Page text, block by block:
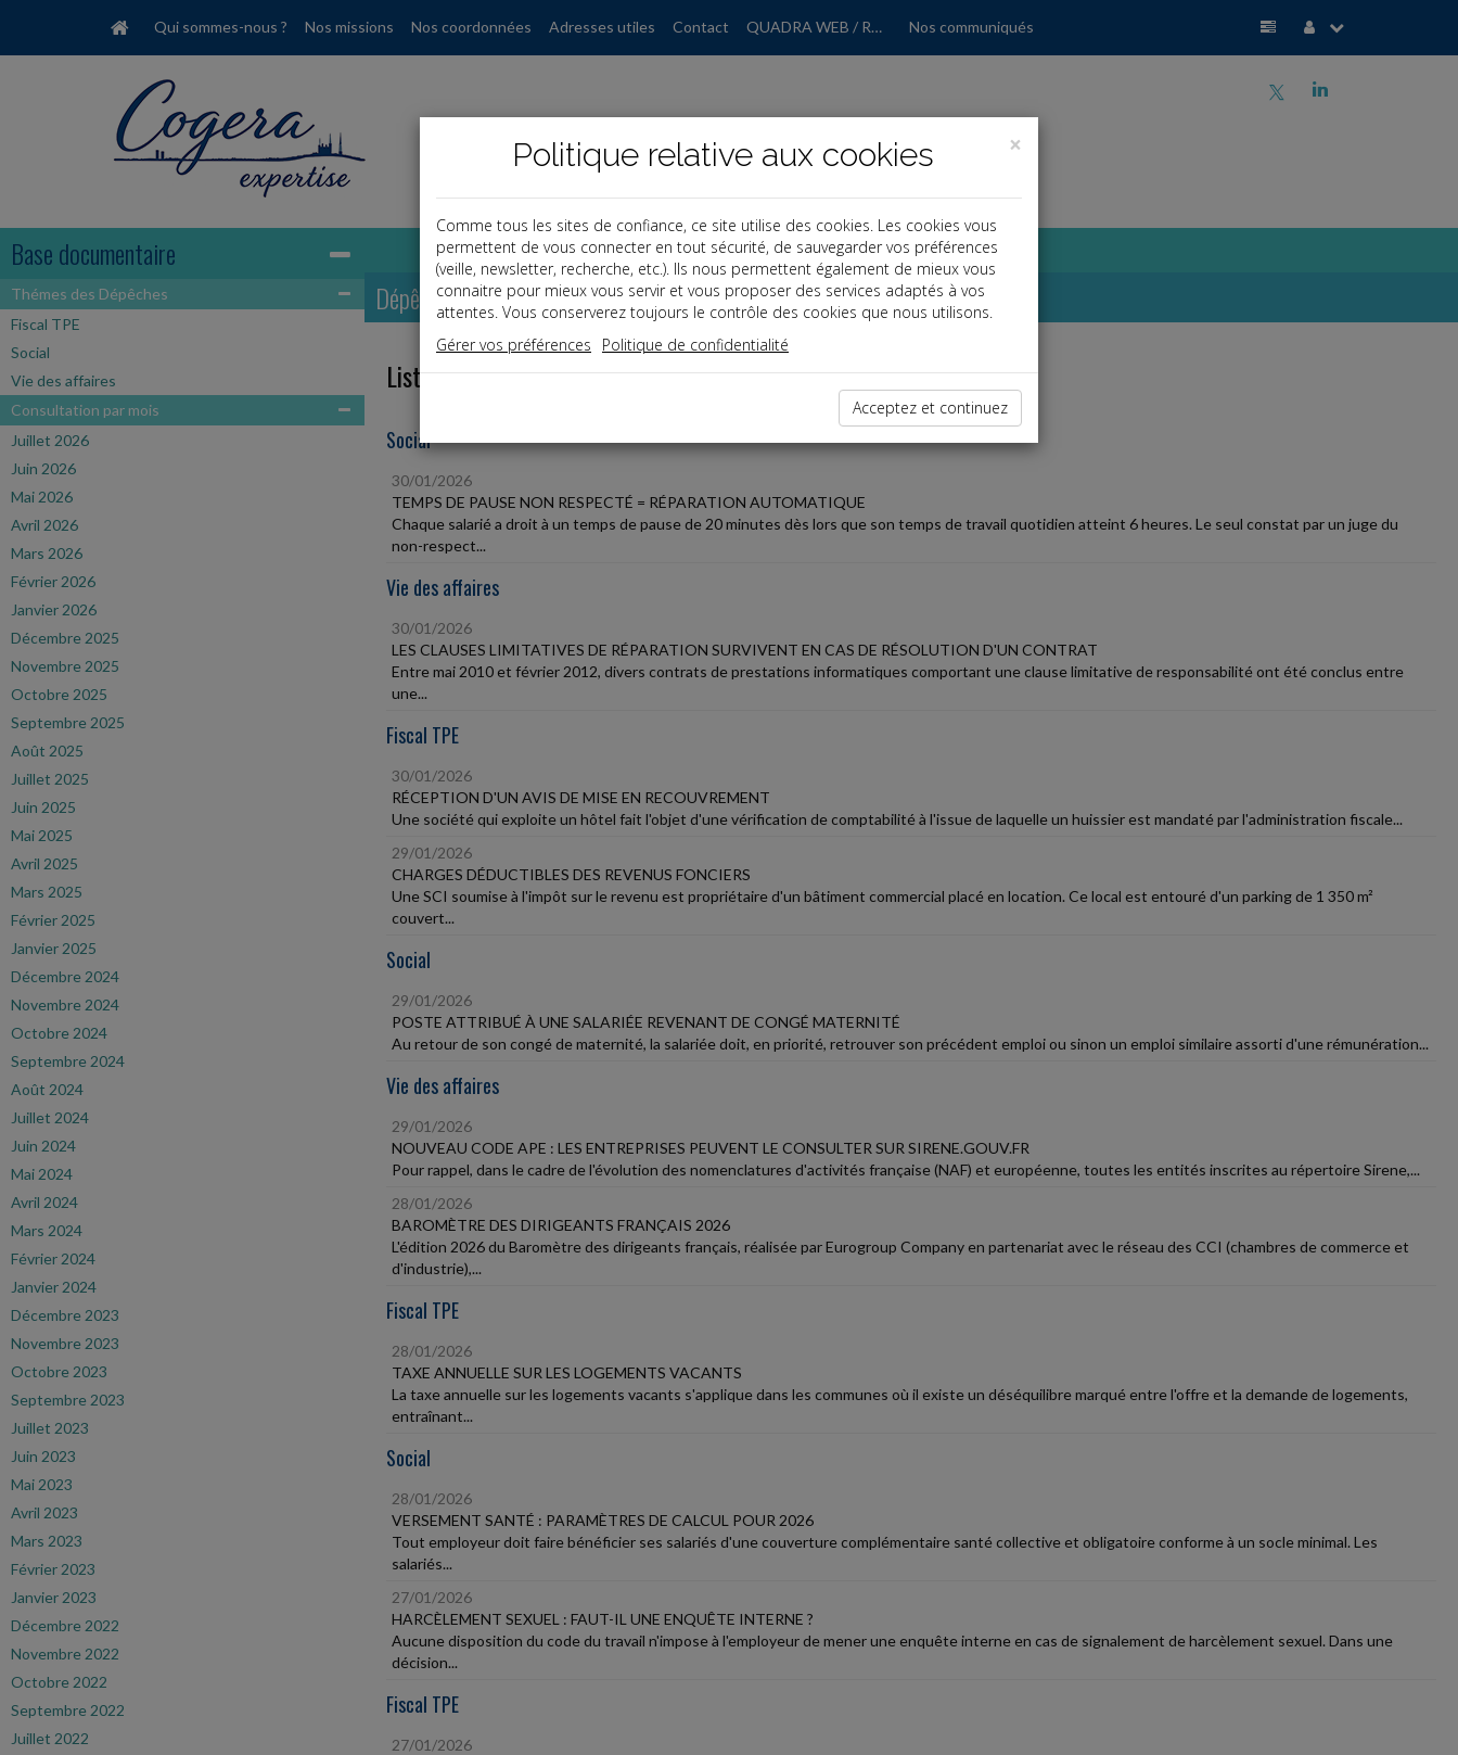
Qui sommes-nous ? Nos missions Nos coordonnées Adresses utiles Contact QUADRA WEB / RGPD Nos communiqués
j
a
Base documentaire
Thémes des Dépêches
Fiscal TPE
Social
Vie des affaires
Consultation par mois
Juillet 2026
Juin 2026
Mai 2026
Avril 2026
Mars 2026
Février 2026
Janvier 2026
Décembre 2025
Novembre 2025
Octobre 2025
Septembre 2025
Août 2025
Juillet 2025
Juin 2025
Mai 2025
Avril 2025
Mars 2025
Février 2025
Janvier 2025
Décembre 2024
Novembre 2024
Octobre 2024
Septembre 2024
Août 2024
Juillet 2024
Juin 2024
Mai 2024
Avril 2024
Mars 2024
Février 2024
Janvier 2024
Décembre 2023
Novembre 2023
Octobre 2023
Septembre 2023
Juillet 2023
Juin 2023
Mai 2023
Avril 2023
Mars 2023
Février 2023
Janvier 2023
Décembre 2022
Novembre 2022
Octobre 2022
Septembre 2022
Juillet 2022
Dépêches
Liste des dernières dépêches
Social
30/01/2026
TEMPS DE PAUSE NON RESPECTÉ = RÉPARATION AUTOMATIQUE
Chaque salarié a droit à un temps de pause de 20 minutes dès lors que son temps de travail quotidien atteint 6 heures. Le seul constat par un juge du
non-respect...
Vie des affaires
30/01/2026
LES CLAUSES LIMITATIVES DE RÉPARATION SURVIVENT EN CAS DE RÉSOLUTION D'UN CONTRAT
Entre mai 2010 et février 2012, divers contrats de prestations informatiques comportant une clause limitative de responsabilité ont été conclus entre
une...
Fiscal TPE
30/01/2026
RÉCEPTION D'UN AVIS DE MISE EN RECOUVREMENT
Une société qui exploite un hôtel fait l'objet d'une vérification de comptabilité à l'issue de laquelle un huissier est mandaté par l'administration fiscale...
29/01/2026
CHARGES DÉDUCTIBLES DES REVENUS FONCIERS
Une SCI soumise à l'impôt sur le revenu est propriétaire d'un bâtiment commercial placé en location. Ce local est entouré d'un parking de 1 350 m²
couvert...
Social
29/01/2026
POSTE ATTRIBUÉ À UNE SALARIÉE REVENANT DE CONGÉ MATERNITÉ
Au retour de son congé de maternité, la salariée doit, en priorité, retrouver son précédent emploi ou sinon un emploi similaire assorti d'une rémunération...
Vie des affaires
29/01/2026
NOUVEAU CODE APE : LES ENTREPRISES PEUVENT LE CONSULTER SUR SIRENE.GOUV.FR
Pour rappel, dans le cadre de l'évolution des nomenclatures d'activités française (NAF) et européenne, toutes les entités inscrites au répertoire Sirene,...
28/01/2026
BAROMÈTRE DES DIRIGEANTS FRANÇAIS 2026
L'édition 2026 du Baromètre des dirigeants français, réalisée par Eurogroup Company en partenariat avec le réseau des CCI (chambres de commerce et
d'industrie),...
Fiscal TPE
28/01/2026
TAXE ANNUELLE SUR LES LOGEMENTS VACANTS
La taxe annuelle sur les logements vacants s'applique dans les communes où il existe un déséquilibre marqué entre l'offre et la demande de logements,
entraînant...
Social
28/01/2026
VERSEMENT SANTÉ : PARAMÈTRES DE CALCUL POUR 2026
Tout employeur doit faire bénéficier ses salariés d'une couverture complémentaire santé collective et obligatoire conforme à un socle minimal. Les
salariés...
27/01/2026
HARCÈLEMENT SEXUEL : FAUT-IL UNE ENQUÊTE INTERNE ?
Aucune disposition du code du travail n'impose à l'employeur de mener une enquête interne en cas de signalement de harcèlement sexuel. Dans une
décision...
Fiscal TPE
27/01/2026
×
Politique relative aux cookies
Comme tous les sites de confiance, ce site utilise des cookies. Les cookies vous
permettent de vous connecter en tout sécurité, de sauvegarder vos préférences
(veille, newsletter, recherche, etc.). Ils nous permettent également de mieux vous
connaitre pour mieux vous servir et vous proposer des services adaptés à vos
attentes. Vous conserverez toujours le contrôle des cookies que nous utilisons.
Gérer vos préférences
Politique de confidentialité
Acceptez et continuez